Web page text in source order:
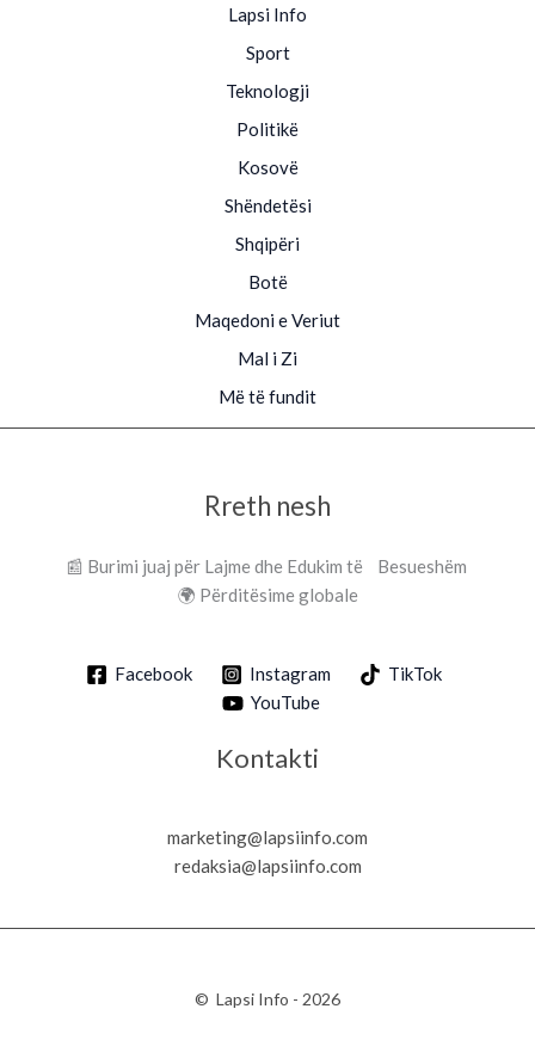
Lapsi Info
Sport
Teknologji
Politikë
Kosovë
Shëndetësi
Shqipëri
Botë
Maqedoni e Veriut
Mal i Zi
Më të fundit
Rreth nesh
📰 Burimi juaj për Lajme dhe Edukim të Besueshëm
🌍 Përditësime globale
Facebook Instagram
TikTok
YouTube
Kontakti
marketing@lapsiinfo.com
redaksia@lapsiinfo.com
© Lapsi Info - 2026